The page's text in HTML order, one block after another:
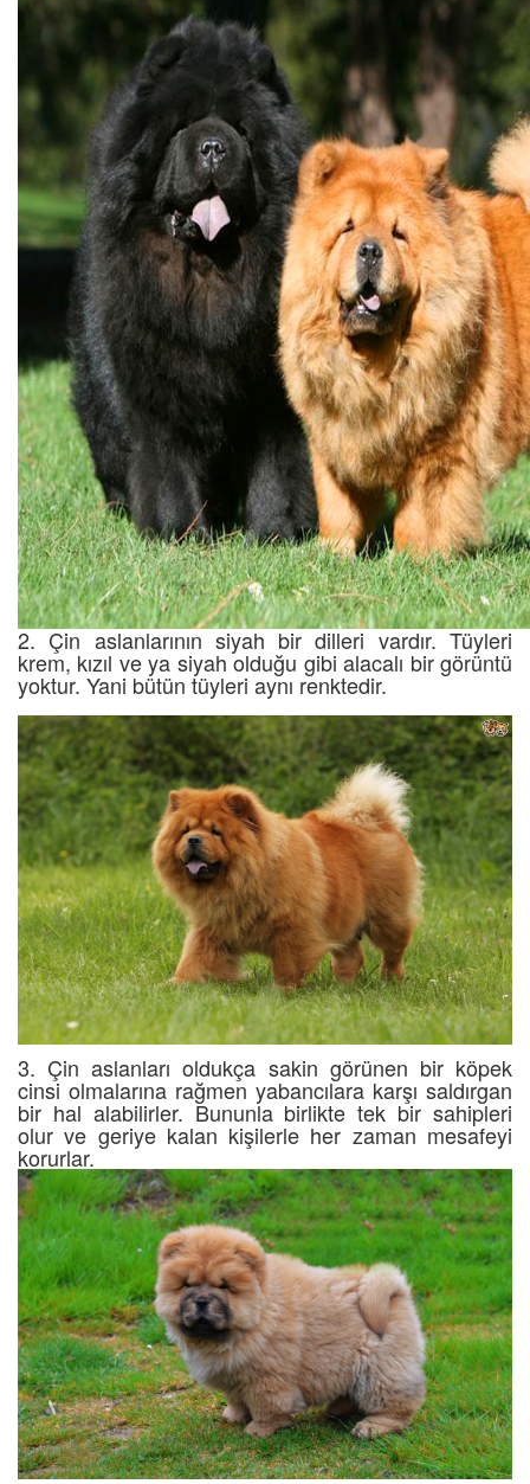
2. Çin aslanlarının siyah bir dilleri vardır. Tüyleri
krem, kızıl ve ya siyah olduğu gibi alacalı bir görüntü
yoktur. Yani bütün tüyleri aynı renktedir.
3. Çin aslanları oldukça sakin görünen bir köpek
cinsi olmalarına rağmen yabancılara karşı saldırgan
bir hal alabilirler. Bununla birlikte tek bir sahipleri
olur ve geriye kalan kişilerle her zaman mesafeyi
korurlar.